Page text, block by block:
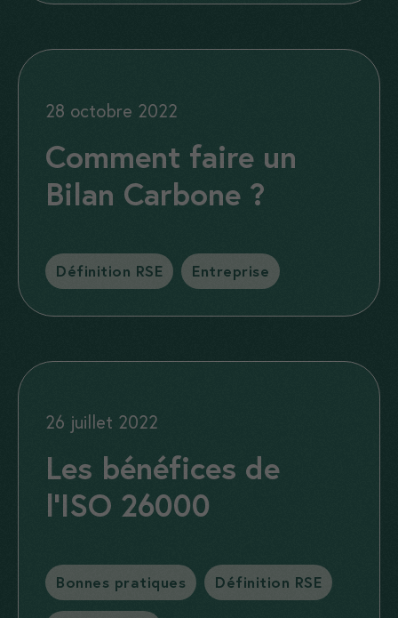
Comment faire un
Bilan Carbone ?
28 octobre 2022
Catégories
Définition RSE
, Entreprise
Les bénéfices de
l’ISO 26000
26 juillet 2022
Catégories
Bonnes pratiques
, Définition RSE